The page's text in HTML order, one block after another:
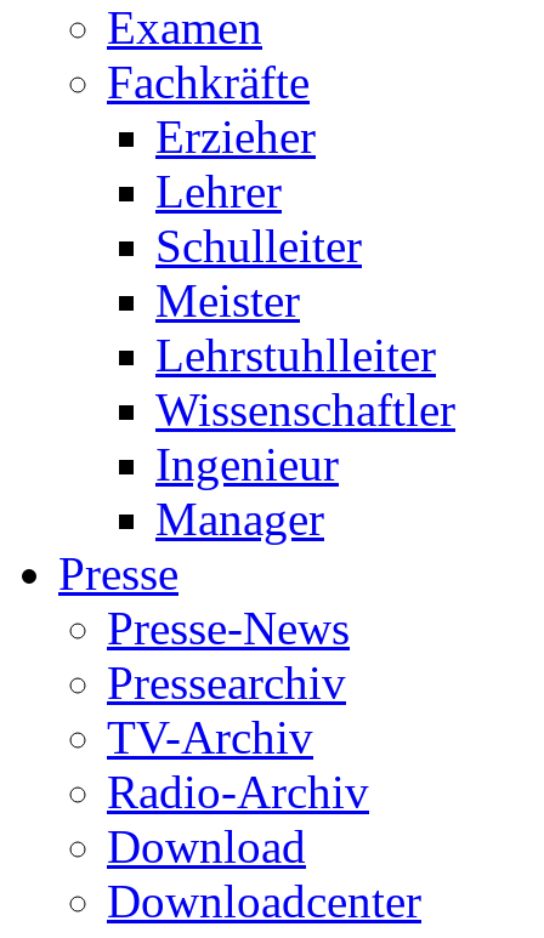
Examen
Fachkräfte
Erzieher
Lehrer
Schulleiter
Meister
Lehrstuhlleiter
Wissenschaftler
Ingenieur
Manager
Presse
Presse-News
Pressearchiv
TV-Archiv
Radio-Archiv
Download
Downloadcenter